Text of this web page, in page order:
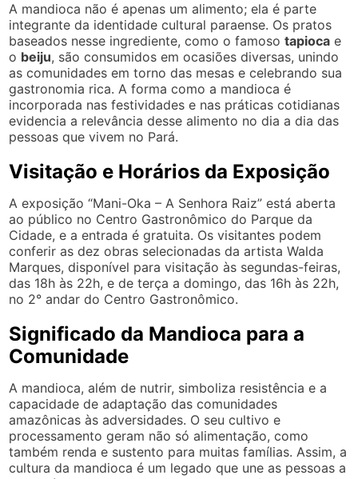
A mandioca não é apenas um alimento; ela é parte
integrante da identidade cultural paraense. Os pratos
baseados nesse ingrediente, como o famosotapioca e
o beiju, são consumidos em ocasiões diversas, unindo
as comunidades em torno das mesas e celebrando sua
gastronomia rica. A forma como a mandioca é
incorporada nas festividades e nas práticas cotidianas
evidencia a relevância desse alimento no dia a dia das
pessoas que vivem no Pará.
Visitação e Horários da Exposição
A exposição “Mani-Oka – A Senhora Raiz” está aberta
ao público no Centro Gastronômico do Parque da
Cidade, e a entrada é gratuita. Os visitantes podem
conferir as dez obras selecionadas da artista Walda
Marques, disponível para visitação às segundas-feiras,
das 18h às 22h, e de terça a domingo, das 16h às 22h,
no 2° andar do Centro Gastronômico.
Significado da Mandioca para a
Comunidade
A mandioca, além de nutrir, simboliza resistência e a
capacidade de adaptação das comunidades
amazônicas às adversidades. O seu cultivo e
processamento geram não só alimentação, como
também renda e sustento para muitas famílias. Assim, a
cultura da mandioca é um legado que une as pessoas a